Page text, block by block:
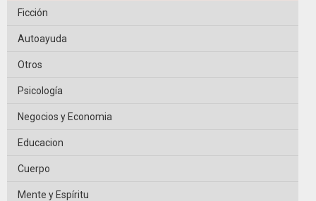
Ficción
Autoayuda
Otros
Psicología
Negocios y Economia
Educacion
Cuerpo
Mente y Espíritu